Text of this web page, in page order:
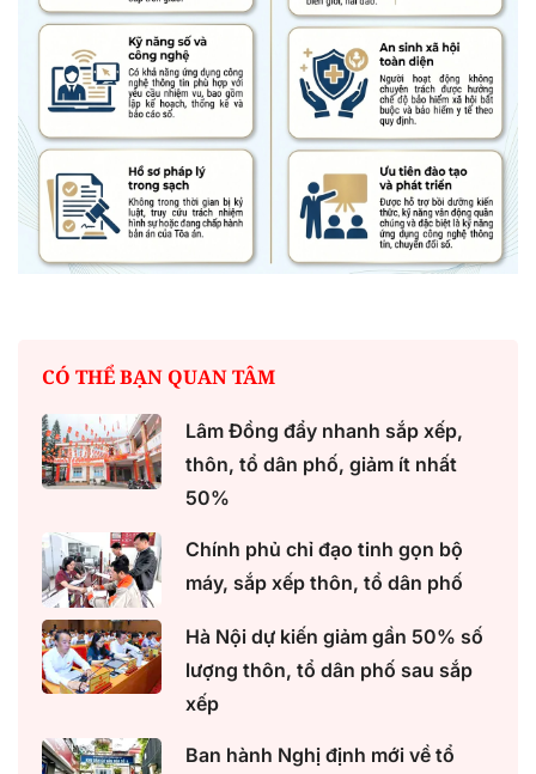
CÓ THỂ BẠN QUAN TÂM
Lâm Đồng đẩy nhanh sắp xếp,
thôn, tổ dân phố, giảm ít nhất
50%
Chính phủ chỉ đạo tinh gọn bộ
máy, sắp xếp thôn, tổ dân phố
Hà Nội dự kiến giảm gần 50% số
lượng thôn, tổ dân phố sau sắp
xếp
Ban hành Nghị định mới về tổ